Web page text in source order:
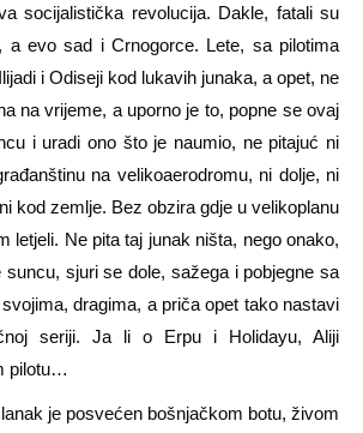
socijalistička revolucija. Dakle, fatali su
a evo sad i Crnogorce. Lete, sa pilotima
i Odiseji kod lukavih junaka, a opet, ne
na vrijeme, a uporno je to, popne se ovaj
i uradi ono što je naumio, ne pitajuć ni
na velikoaerodromu, ni dolje, ni
kod zemlje. Bez obzira gdje u velikoplanu
letjeli. Ne pita taj junak ništa, nego onako,
suncu, sjuri se dole, sažega i pobjegne sa
dragima, a priča opet tako nastavi
seriji. Ja li o Erpu i Holidayu, Aliji
pilotu…
je posvećen bošnjačkom botu, živom